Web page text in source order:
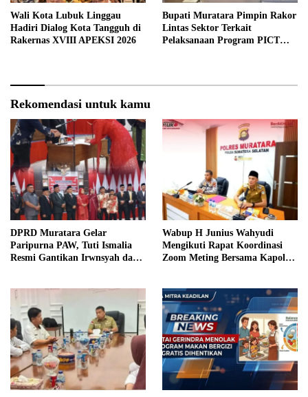
Wali Kota Lubuk Linggau
Hadiri Dialog Kota Tangguh di
Rakernas XVIII APEKSI 2026
Bupati Muratara Pimpin Rakor
Lintas Sektor Terkait
Pelaksanaan Program PICT
Rekomendasi untuk kamu
DPRD Muratara Gelar
Paripurna PAW, Tuti Ismalia
Resmi Gantikan Irwnsyah dari
Wabup H Junius Wahyudi
Mengikuti Rapat Koordinasi
Zoom Meting Bersama Kapolres